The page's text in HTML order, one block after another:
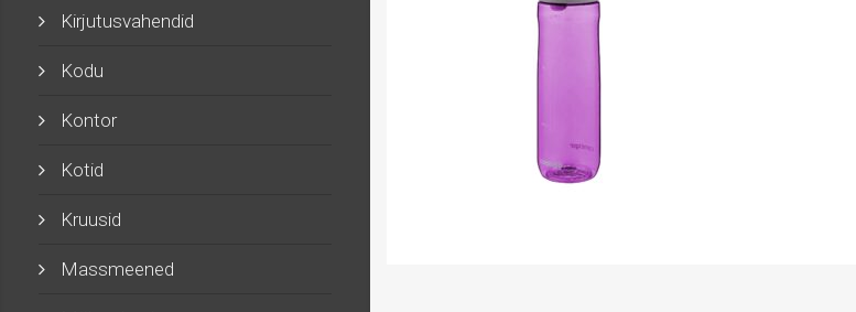
Kirjutusvahendid
Kodu
Kontor
Kotid
Kruusid
Massmeened